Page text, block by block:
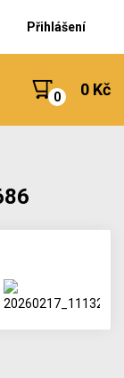
Přihlášení
0 Kč